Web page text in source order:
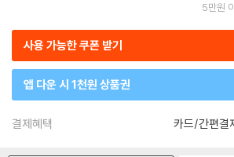
5만원
사용 가능한 쿠폰 받기
앱 다운 시 1천원 상품권
결제혜택 카드/간편결